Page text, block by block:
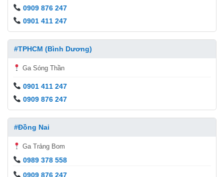
0909 876 247
0901 411 247
#TPHCM (Bình Dương)
Ga Sóng Thần
0901 411 247
0909 876 247
#Đồng Nai
Ga Trảng Bom
0989 378 558
0909 876 247